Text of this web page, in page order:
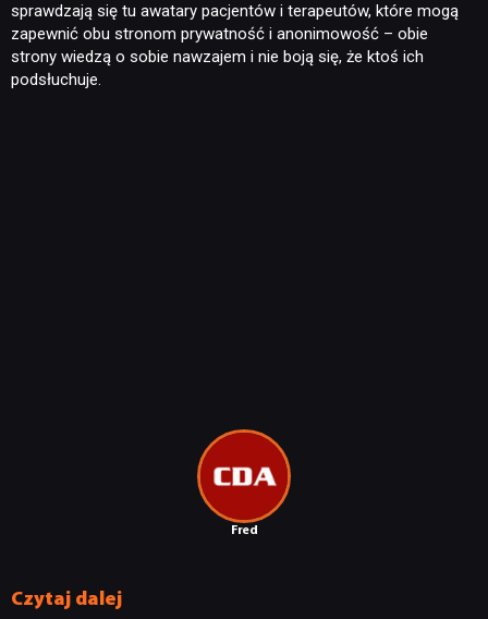
NEWSY Fred
sprawdzają się tu awatary pacjentów i terapeutów, które mogą
zapewnić obu stronom prywatność i anonimowość – obie
strony wiedzą o sobie nawzajem i nie boją się, że ktoś ich
podsłuchuje.
Czytaj dalej